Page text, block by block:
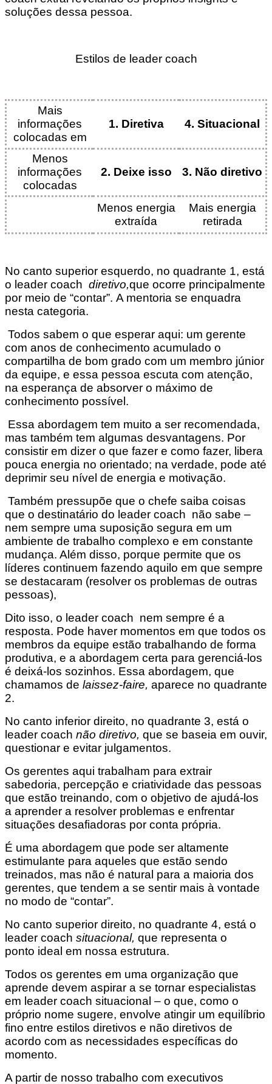
soluções dessa pessoa.
Estilos de leader coach
Mais
informações
colocadas em
1. Diretiva 4. Situacional
Menos
informações
colocadas
2. Deixe isso 3. Não diretivo
Menos energia
extraída
Mais energia
retirada
No canto superior esquerdo, no quadrante 1, está
o leader coach diretivo,que ocorre principalmente
por meio de “contar”. A mentoria se enquadra
nesta categoria.
Todos sabem o que esperar aqui: um gerente
com anos de conhecimento acumulado o
compartilha de bom grado com um membro júnior
da equipe, e essa pessoa escuta com atenção,
na esperança de absorver o máximo de
conhecimento possível.
Essa abordagem tem muito a ser recomendada,
mas também tem algumas desvantagens. Por
consistir em dizer o que fazer e como fazer, libera
pouca energia no orientado; na verdade, pode até
deprimir seu nível de energia e motivação.
Também pressupõe que o chefe saiba coisas
que o destinatário do leader coach não sabe –
nem sempre uma suposição segura em um
ambiente de trabalho complexo e em constante
mudança. Além disso, porque permite que os
líderes continuem fazendo aquilo em que sempre
se destacaram (resolver os problemas de outras
pessoas),
Dito isso, o leader coach nem sempre é a
resposta. Pode haver momentos em que todos os
membros da equipe estão trabalhando de forma
produtiva, e a abordagem certa para gerenciá-los
é deixá-los sozinhos. Essa abordagem, que
chamamos de laissez-faire, aparece no quadrante
2.
No canto inferior direito, no quadrante 3, está o
leader coach não diretivo, que se baseia em ouvir,
questionar e evitar julgamentos.
Os gerentes aqui trabalham para extrair
sabedoria, percepção e criatividade das pessoas
que estão treinando, com o objetivo de ajudá-los
a aprender a resolver problemas e enfrentar
situações desafiadoras por conta própria.
É uma abordagem que pode ser altamente
estimulante para aqueles que estão sendo
treinados, mas não é natural para a maioria dos
gerentes, que tendem a se sentir mais à vontade
no modo de “contar”.
No canto superior direito, no quadrante 4, está o
leader coach situacional, que representa o
ponto ideal em nossa estrutura.
Todos os gerentes em uma organização que
aprende devem aspirar a se tornar especialistas
em leader coach situacional – o que, como o
próprio nome sugere, envolve atingir um equilíbrio
fino entre estilos diretivos e não diretivos de
acordo com as necessidades específicas do
momento.
A partir de nosso trabalho com executivos